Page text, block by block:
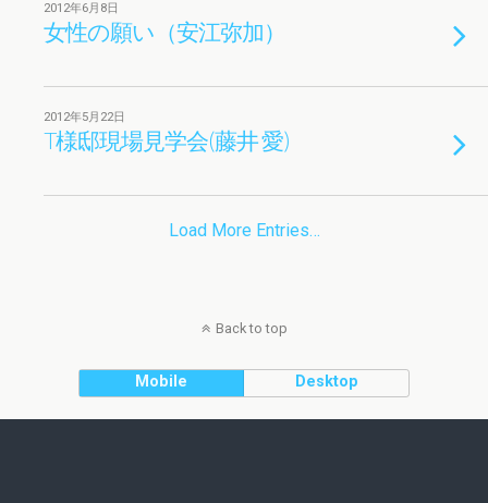
2012年6月8日
女性の願い（安江弥加）
2012年5月22日
T様邸現場見学会(藤井 愛)
Load More Entries…
Back to top
Mobile Desktop